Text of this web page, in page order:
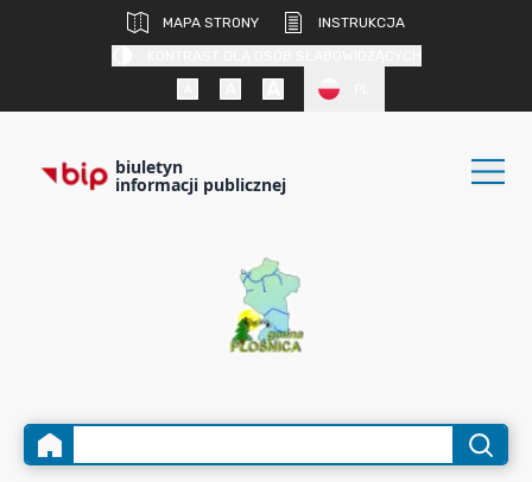
MAPA STRONY
INSTRUKCJA
biuletyn
informacji publicznej